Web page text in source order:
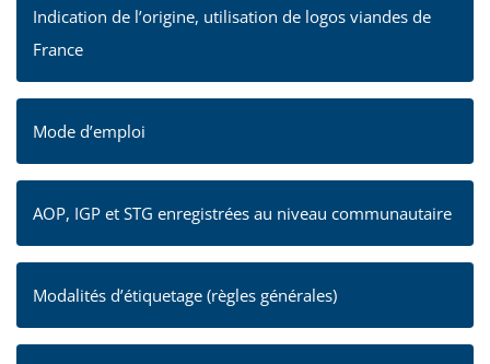
Indication de l’origine, utilisation de logos viandes de
France
Mode d’emploi
AOP, IGP et STG enregistrées au niveau communautaire
Modalités d’étiquetage (règles générales)